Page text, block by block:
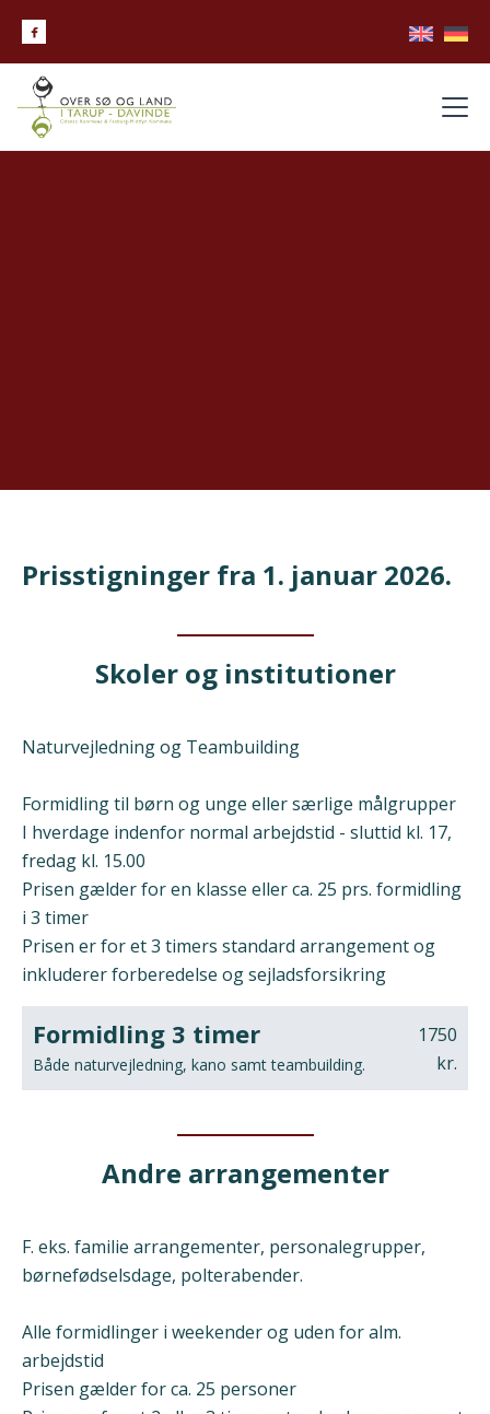

Prisstigninger fra 1. januar 2026.
Skoler og institutioner
Naturvejledning og Teambuilding
Formidling til børn og unge eller særlige målgrupper
I hverdage indenfor normal arbejdstid - sluttid kl. 17,
fredag kl. 15.00
Prisen gælder for en klasse eller ca. 25 prs. formidling
i 3 timer
Prisen er for et 3 timers standard arrangement og
inkluderer forberedelse og sejladsforsikring
Formidling 3 timer
Både naturvejledning, kano samt teambuilding.
1750
kr.
Andre arrangementer
F. eks. familie arrangementer, personalegrupper,
børnefødselsdage, polterabender.
Alle formidlinger i weekender og uden for alm.
arbejdstid
Prisen gælder for ca. 25 personer